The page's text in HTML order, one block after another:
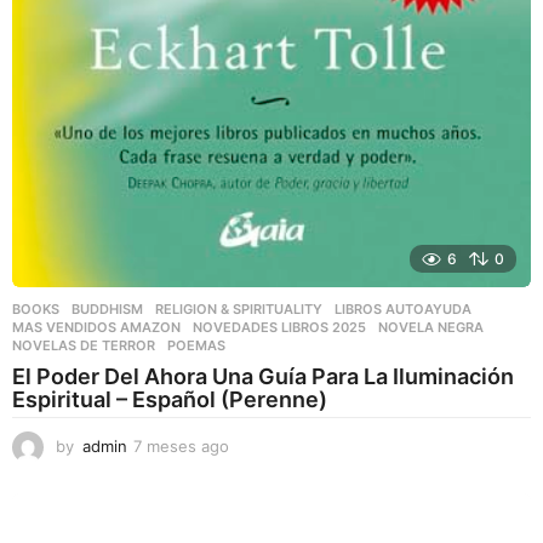
6 0
BOOKS ,BUDDHISM ,RELIGION & SPIRITUALITY LIBROS AUTOAYUDA
MAS VENDIDOS AMAZON
,NOVEDADES LIBROS 2025 ,NOVELA NEGRA
NOVELAS DE TERROR
,POEMAS
El Poder Del Ahora Una Guía Para La Iluminación
Espiritual – Español (Perenne)
by admin 7 meses ago